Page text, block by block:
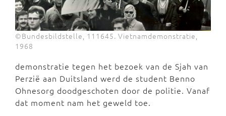
©Bundesbildstelle, 111645. Vietnamdemonstratie,
1968
demonstratie tegen het bezoek van de Sjah van
Perzië aan Duitsland werd de student Benno
Ohnesorg doodgeschoten door de politie. Vanaf
dat moment nam het geweld toe.